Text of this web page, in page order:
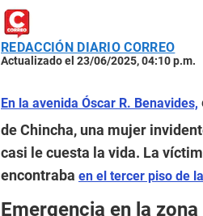
REDACCIÓN DIARIO CORREO
Actualizado el 23/06/2025, 04:10 p.m.
En la avenida Óscar R. Benavides,
de Chincha, una mujer
casi le cuesta la vida. La
encontraba en el tercer piso de
Emergencia en la zona